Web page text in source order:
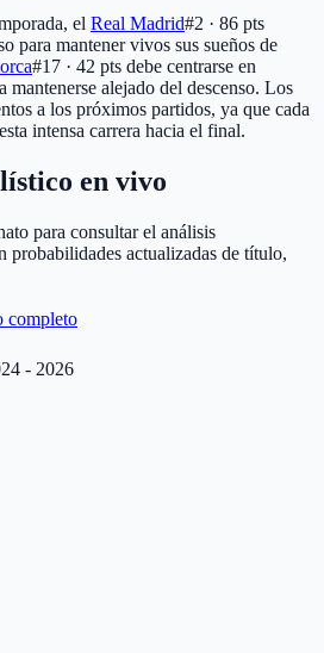
el Real Madrid#2 · 86 pts
para mantener vivos sus sueños de
#17 · 42 pts debe centrarse en
mantenerse alejado del descenso. Los
a los próximos partidos, ya que cada
intensa carrera hacia el final.
en vivo
para consultar el análisis
probabilidades actualizadas de título,
completo
- 2026